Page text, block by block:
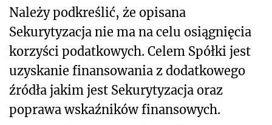
Należy podkreślić, że opisana
Sekurytyzacja nie ma na celu osiągnięcia
korzyści podatkowych. Celem Spółki jest
uzyskanie finansowania z dodatkowego
źródła jakim jest Sekurytyzacja oraz
poprawa wskaźników finansowych.